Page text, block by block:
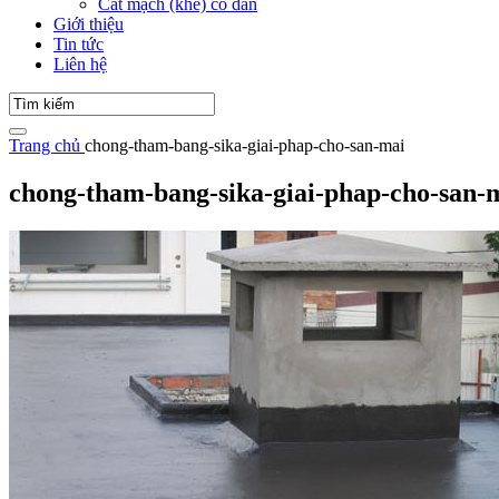
Cắt mạch (khe) co dãn
Giới thiệu
Tin tức
Liên hệ
Trang chủ chong-tham-bang-sika-giai-phap-cho-san-mai
chong-tham-bang-sika-giai-phap-cho-san-